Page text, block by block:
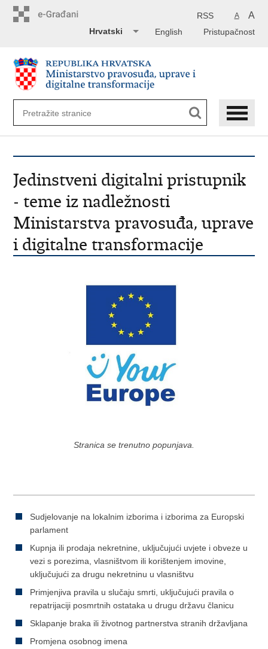
A A
RSS
Pristupačnost
English
Hrvatski
Jedinstveni digitalni pristupnik
- teme iz nadležnosti
Ministarstva pravosuđa, uprave
i digitalne transformacije
Stranica se trenutno popunjava.
Sudjelovanje na lokalnim izborima i izborima za Europski
parlament
Kupnja ili prodaja nekretnine, uključujući uvjete i obveze u
vezi s porezima, vlasništvom ili korištenjem imovine,
uključujući za drugu nekretninu u vlasništvu
Primjenjiva pravila u slučaju smrti, uključujući pravila o
repatrijaciji posmrtnih ostataka u drugu državu članicu
Sklapanje braka ili životnog partnerstva stranih državljana
Promjena osobnog imena